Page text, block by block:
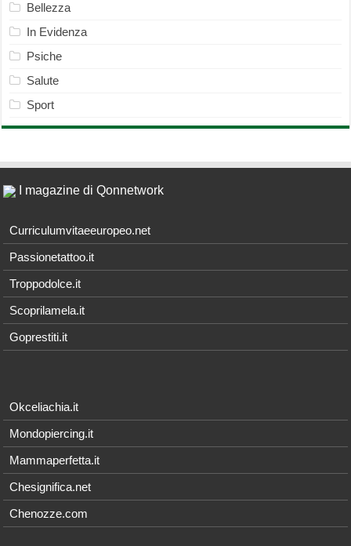
Bellezza
In Evidenza
Psiche
Salute
Sport
I magazine di Qonnetwork
Curriculumvitaeeuropeo.net
Passionetattoo.it
Troppodolce.it
Scoprilamela.it
Goprestiti.it
Okceliachia.it
Mondopiercing.it
Mammaperfetta.it
Chesignifica.net
Chenozze.com